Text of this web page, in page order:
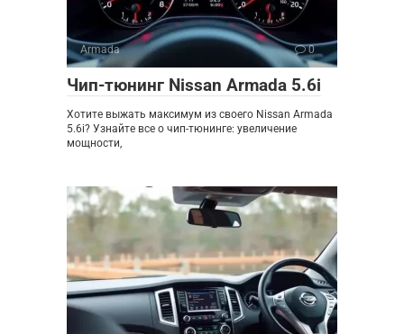
Armada 0
Чип-тюнинг Nissan Armada 5.6i
Хотите выжать максимум из своего Nissan Armada
5.6i? Узнайте все о чип-тюнинге: увеличение
мощности,